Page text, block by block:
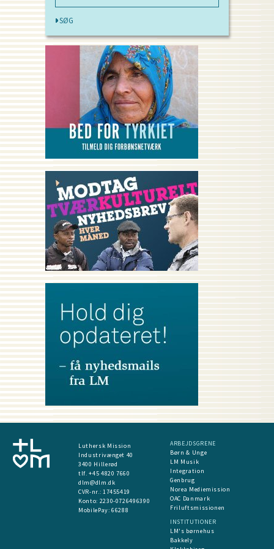
Luthersk Mission
Industrivænget 40
3400 Hillerød
tlf. +45 4820 7660
dlm@dlm.dk
CVR-nr.: 17455419
​Konto: 2230-0726496390
MobilePay:66288
ARBEJDSGRENE
Børn & Unge
LM Musik
Integration
Genbrug
Norea Mediemission
OAC Danmark
Friluftsmissionen
INSTITUTIONER
LM's børnehus
Bakkely